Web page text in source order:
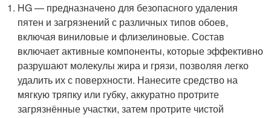
HG — предназначено для безопасного удаления
пятен и загрязнений с различных типов обоев,
включая виниловые и флизелиновые. Состав
включает активные компоненты, которые эффективно
разрушают молекулы жира и грязи, позволяя легко
удалить их с поверхности. Нанесите средство на
мягкую тряпку или губку, аккуратно протрите
загрязнённые участки, затем протрите чистой